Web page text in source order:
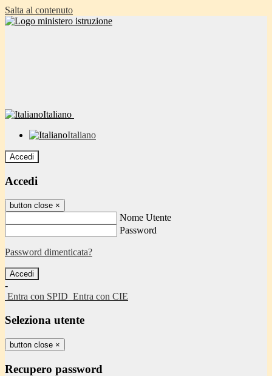
Salta al contenuto
Italiano
Italiano
Accedi
Accedi
button close ×
Nome Utente
Password
Password dimenticata?
-
Entra con SPID Entra con CIE
Seleziona utente
button close ×
Recupero password